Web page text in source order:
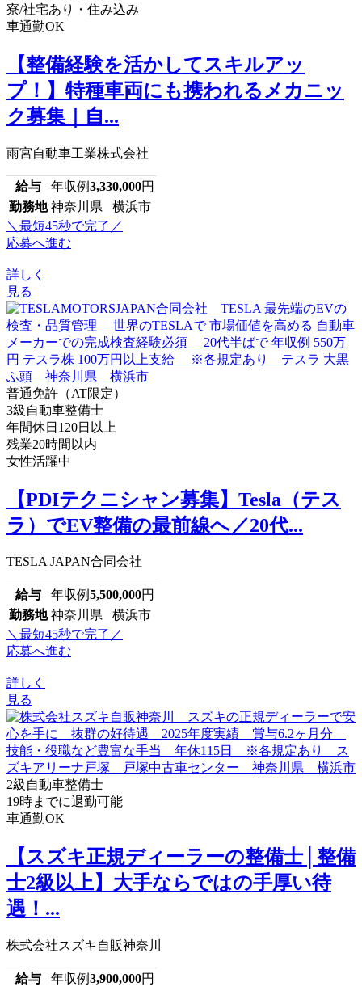
寮/社宅あり・住み込み
車通勤OK
【整備経験を活かしてスキルアッ
プ！】特種車両にも携われるメカニッ
ク募集｜自...
雨宮自動車工業株式会社
給与 年収例3,330,000円
勤務地 神奈川県 横浜市
＼最短45秒で完了／
応募へ進む
詳しく
見る
普通免許（AT限定）
3級自動車整備士
年間休日120日以上
残業20時間以内
女性活躍中
【PDIテクニシャン募集】Tesla（テス
ラ）でEV整備の最前線へ／20代...
TESLA JAPAN合同会社
給与 年収例5,500,000円
勤務地 神奈川県 横浜市
＼最短45秒で完了／
応募へ進む
詳しく
見る
2級自動車整備士
19時までに退勤可能
車通勤OK
【スズキ正規ディーラーの整備士│整備
士2級以上】大手ならではの手厚い待
遇！...
株式会社スズキ自販神奈川
給与 年収例3,900,000円